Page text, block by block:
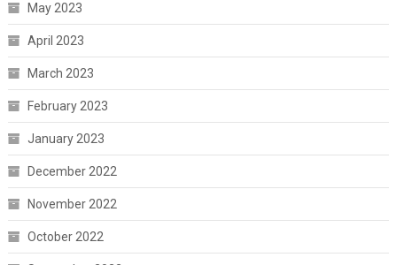
May 2023
April 2023
March 2023
February 2023
January 2023
December 2022
November 2022
October 2022